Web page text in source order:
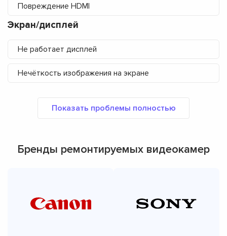
Повреждение HDMI
Экран/дисплей
Не работает дисплей
Нечёткость изображения на экране
Бренды ремонтируемых видеокамер